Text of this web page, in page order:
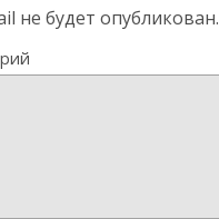
не будет опубликован.